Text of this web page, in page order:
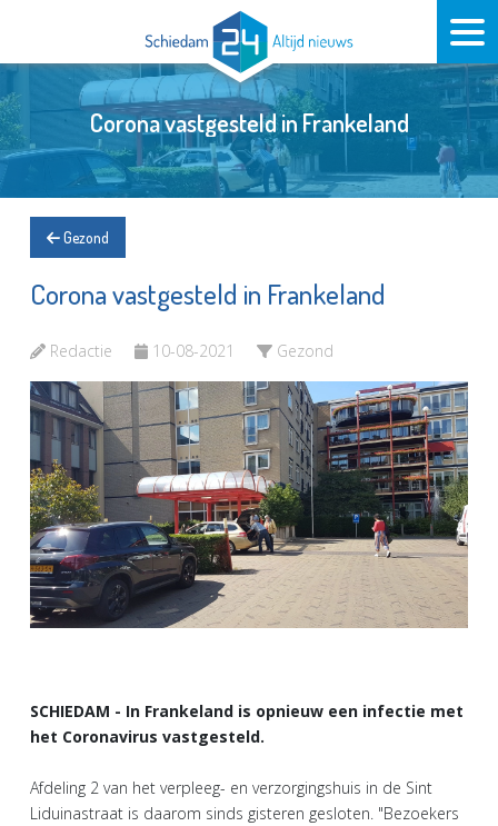
Corona vastgesteld in Frankeland
Gezond
Corona vastgesteld in Frankeland
Redactie 10-08-2021 Gezond
SCHIEDAM - In Frankeland is opnieuw een infectie met
het Coronavirus vastgesteld.
Afdeling 2 van het verpleeg- en verzorgingshuis in de Sint
Liduinastraat is daarom sinds gisteren gesloten. "Bezoekers